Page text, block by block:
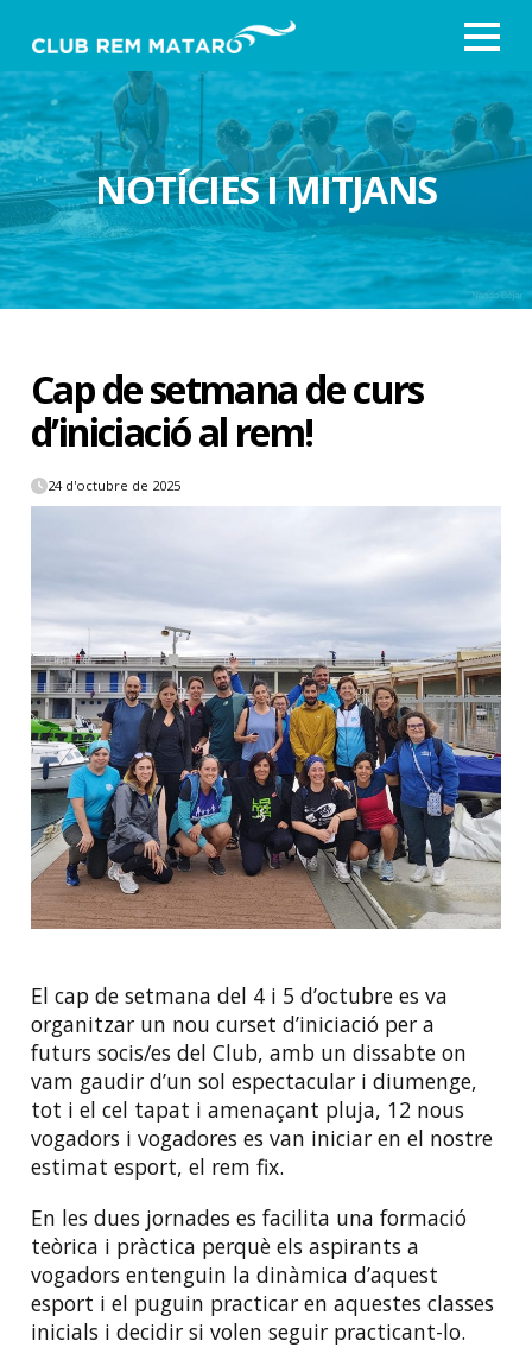
NOTÍCIES I MITJANS
Cap de setmana de curs
d’iniciació al rem!
24 d'octubre de 2025
El cap de setmana del 4 i 5 d’octubre es va
organitzar un nou curset d’iniciació per a
futurs socis/es del Club, amb un dissabte on
vam gaudir d’un sol espectacular i diumenge,
tot i el cel tapat i amenaçant pluja, 12 nous
vogadors i vogadores es van iniciar en el nostre
estimat esport, el rem fix.
En les dues jornades es facilita una formació
teòrica i pràctica perquè els aspirants a
vogadors entenguin la dinàmica d’aquest
esport i el puguin practicar en aquestes classes
inicials i decidir si volen seguir practicant-lo.